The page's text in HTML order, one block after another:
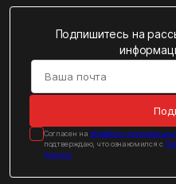
Подпишитесь на
Cогласен на обработку
подтверждаю, что ознакомился с
данных